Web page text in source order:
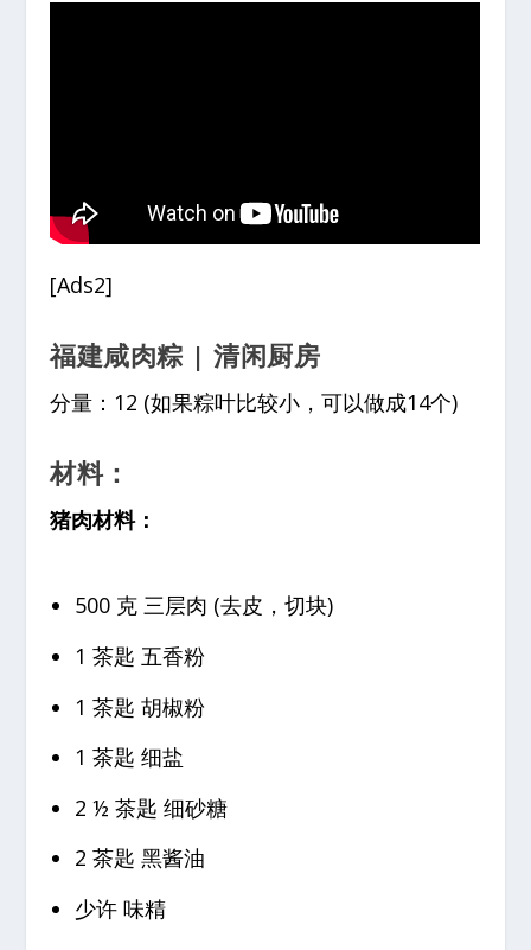
[Ads2]
福建咸肉粽 | 清闲厨房
分量：12 (如果粽叶比较小，可以做成14个)
材料：
猪肉材料：
500 克 三层肉 (去皮，切块)
1 茶匙 五香粉
1 茶匙 胡椒粉
1 茶匙 细盐
2 ½ 茶匙 细砂糖
2 茶匙 黑酱油
少许 味精